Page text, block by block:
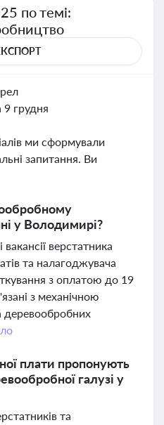
по темі:
9 грудня
ми сформували
запитання. Ви
у Володимирі?
верстатника
та налагоджувача
з оплатою до 19
з механічною
плати пропонують
галузі у
та